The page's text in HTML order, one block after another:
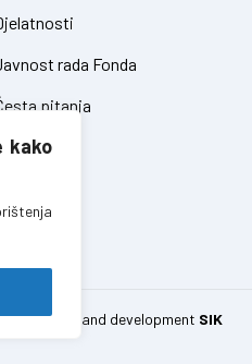
kako
rada Fonda
pitanja
// design and development SIK